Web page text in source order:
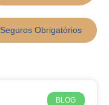
Seguros Obrigatórios
BLOG